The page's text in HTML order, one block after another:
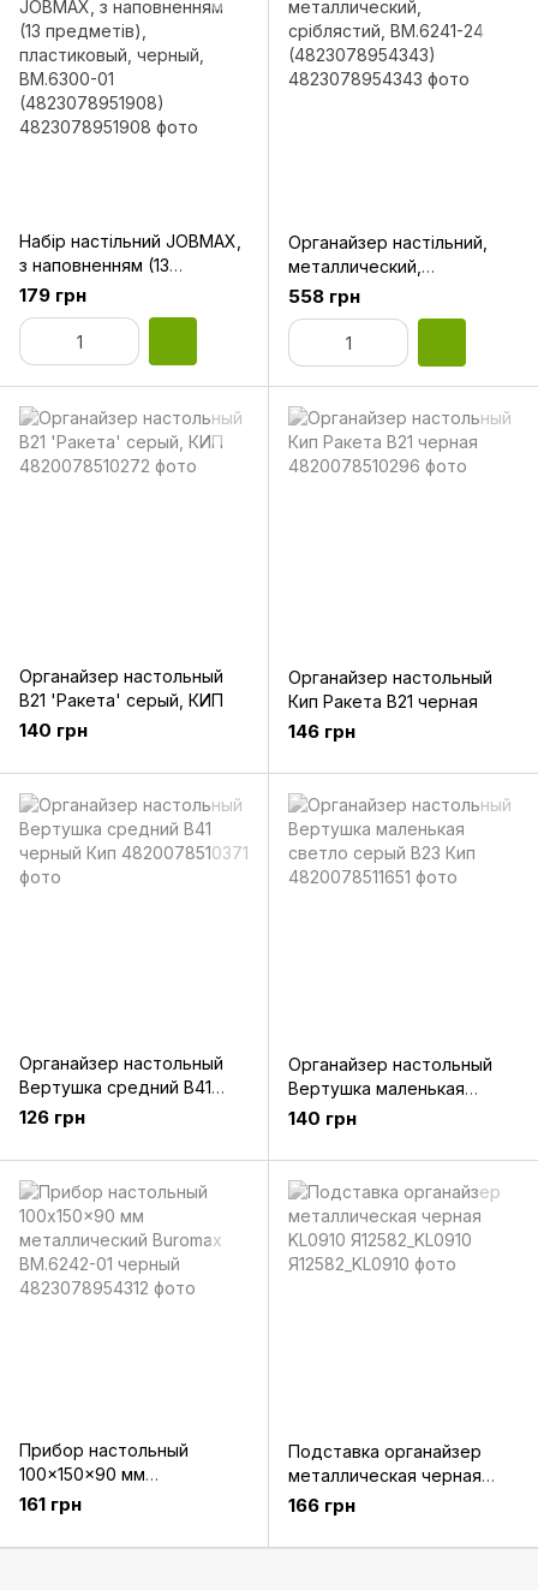
Набір настільний JOBMAX,
з наповненням (13
предметів), пластиковый,
черный, BM.6300-01
(4823078951908)
179 грн
Органайзер настільний,
металлический,
сріблястий, BM.6241-24
(4823078954343)
558 грн
Органайзер настольный
В21 'Ракета' серый, КИП
140 грн
Органайзер настольный
Кип Ракета B21 черная
146 грн
Органайзер настольный
Вертушка средний B41
черный Кип
126 грн
Органайзер настольный
Вертушка маленькая
светло серый В23 Кип
140 грн
Прибор настольный
100x150x90 мм
металлический Buromax
161 грн
Подставка органайзер
металлическая черная
KL0910 Я12582_KL0910
166 грн